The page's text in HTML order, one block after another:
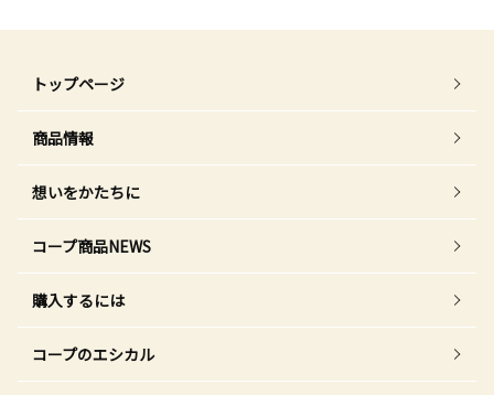
トップページ
商品情報
想いをかたちに
コープ商品NEWS
購入するには
コープのエシカル